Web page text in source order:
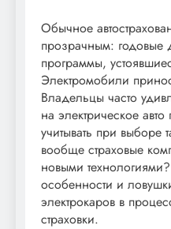
Обычное
прозрачным: годовые
программы,
Электромобили
Владельцы часто
на электрическое
учитывать при выборе
вообще страховые
новыми
особенности и
электрокаров в
страховки.